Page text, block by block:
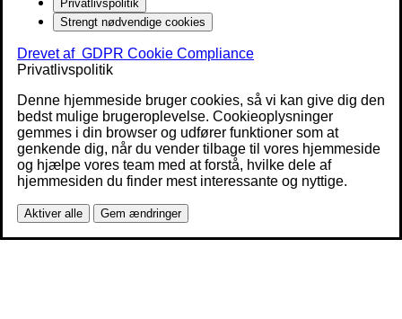
Privatlivspolitik
Strengt nødvendige cookies
Drevet af GDPR Cookie Compliance
Privatlivspolitik
Denne hjemmeside bruger cookies, så vi kan give dig den
bedst mulige brugeroplevelse. Cookieoplysninger
gemmes i din browser og udfører funktioner som at
genkende dig, når du vender tilbage til vores hjemmeside
og hjælpe vores team med at forstå, hvilke dele af
hjemmesiden du finder mest interessante og nyttige.
Aktiver alle Gem ændringer